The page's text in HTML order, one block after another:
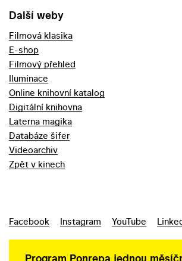
Další weby
Filmová klasika
E-shop
Filmový přehled
Iluminace
Online knihovní katalog
Digitální knihovna
Laterna magika
Databáze šifer
Videoarchiv
Zpět v kinech
Facebook Instagram YouTube